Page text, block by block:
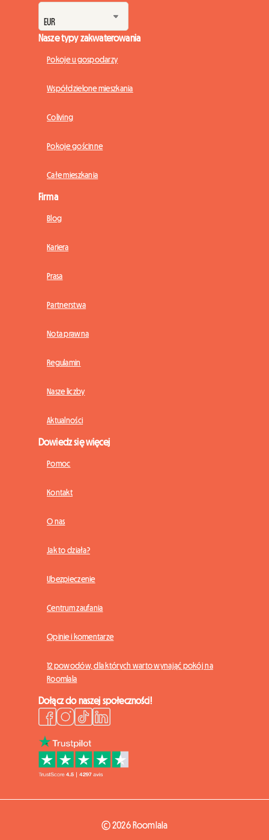
Nasze typy zakwaterowania
Pokoje u gospodarzy
Współdzielone mieszkania
Coliving
Pokoje gościnne
Całe mieszkania
Firma
Blog
Kariera
Prasa
Partnerstwa
Nota prawna
Regulamin
Nasze liczby
Aktualności
Dowiedz się więcej
Pomoc
Kontakt
O nas
Jak to działa?
Ubezpieczenie
Centrum zaufania
Opinie i komentarze
12 powodów, dla których warto wynająć pokój na
Roomlala
Dołącz do naszej społeczności!
© 2026 Roomlala